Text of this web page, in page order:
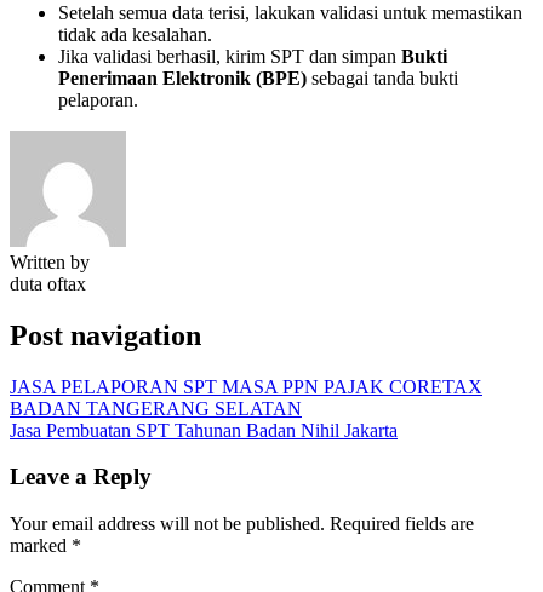
Setelah semua data terisi, lakukan validasi untuk memastikan
tidak ada kesalahan.
Jika validasi berhasil, kirim SPT dan simpan Bukti
Penerimaan Elektronik (BPE) sebagai tanda bukti
pelaporan.
Written by
duta oftax
Post navigation
JASA PELAPORAN SPT MASA PPN PAJAK CORETAX
BADAN TANGERANG SELATAN
Jasa Pembuatan SPT Tahunan Badan Nihil Jakarta
Leave a Reply
Your email address will not be published. Required fields are
marked *
Comment *